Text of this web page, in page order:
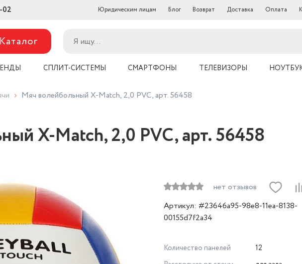
02 Юридическим лицам Блог Возврат Доставка Оплата
Каталог
СПЛИТ-СИСТЕМЫ СМАРТФОНЫ ТЕЛЕВИЗОРЫ
Мяч волейбольный X-Match, 2,0 PVC, арт. 56458
X-Match, 2,0 PVC, арт. 56458
нет отзывов
Артикул: #23646a95-98e8-11ea-8138-
00155d7f2a34
Количество панелей
12